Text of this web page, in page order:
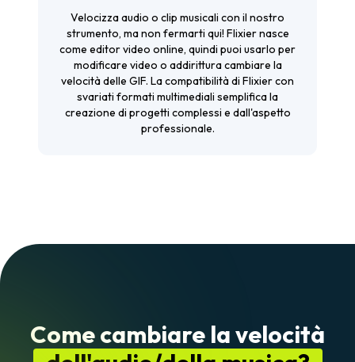
Velocizza audio o clip musicali con il nostro
strumento, ma non fermarti qui! Flixier nasce
come editor video online, quindi puoi usarlo per
modificare video o addiritturacambiare la
velocità delle GIF. La compatibilità di Flixier con
svariati formati multimediali semplifica la
creazione di progetti complessi e dall'aspetto
professionale.
Come cambiare la velocità